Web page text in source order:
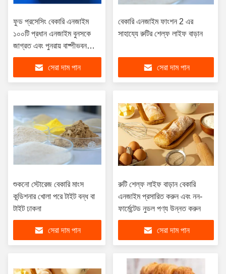
ফুড প্রসেসিং বেকারি এনজাইম
১০০টি প্রধান এনজাইম বুনসকে
জাগ্রত এবং পুনরায় বাষ্পীভবন
করতে প্রতিরোধী করে
সেরা দাম পান
বেকারি এনজাইম ফাংশন 2 এর
সাহায্যে রুটির শেল্ফ লাইফ বাড়ান
সেরা দাম পান
শুকনো স্টোরেজ বেকারি মাংস
কন্ডিশনার খোলা পরে টাইট বন্ধ বা
টাইট ঢাকনা
সেরা দাম পান
রুটি শেল্ফ লাইফ বাড়ান বেকারি
এনজাইম প্রসারিত করুন এবং নন-
ফার্মেন্টেড নুডল পণ্য উন্নত করুন
সেরা দাম পান